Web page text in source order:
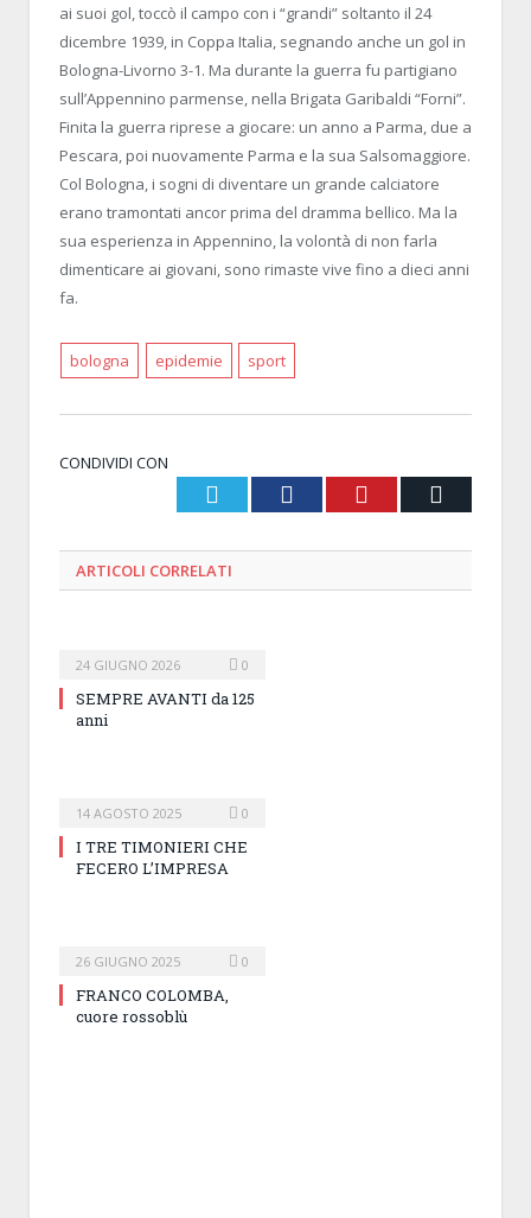
ai suoi gol, toccò il campo con i “grandi” soltanto il 24
dicembre 1939, in Coppa Italia, segnando anche un gol in
Bologna-Livorno 3-1. Ma durante la guerra fu partigiano
sull’Appennino parmense, nella Brigata Garibaldi “Forni”.
Finita la guerra riprese a giocare: un anno a Parma, due a
Pescara, poi nuovamente Parma e la sua Salsomaggiore.
Col Bologna, i sogni di diventare un grande calciatore
erano tramontati ancor prima del dramma bellico. Ma la
sua esperienza in Appennino, la volontà di non farla
dimenticare ai giovani, sono rimaste vive fino a dieci anni
fa.
bologna epidemie sport
CONDIVIDI CON
Twitter Facebook Pinterest
ARTICOLI CORRELATI
24 GIUGNO 2026 0
SEMPRE AVANTI da 125
anni
14 AGOSTO 2025 0
I TRE TIMONIERI CHE
FECERO L’IMPRESA
26 GIUGNO 2025 0
FRANCO COLOMBA,
cuore rossoblù